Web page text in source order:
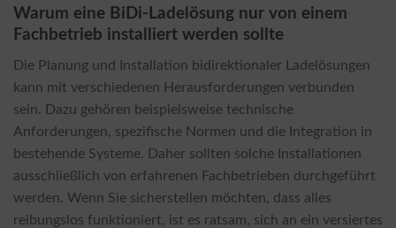
Warum eine BiDi-Ladelösung nur von einem
Fachbetrieb installiert werden sollte
Die Planung und Installation bidirektionaler Ladelösungen
kann mit verschiedenen Herausforderungen verbunden
sein. Dazu gehören beispielsweise technische
Anforderungen, spezifische Normen und die Integration in
bestehende Systeme. Daher sollten solche Installationen
ausschließlich von erfahrenen Fachbetrieben durchgeführt
werden. Wenn Sie sicherstellen möchten, dass alles
reibungslos funktioniert, ist es ratsam, sich an ein versiertes